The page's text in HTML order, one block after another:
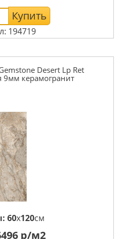
Купить
194719
Desert Lp Ret
9мм керамогранит
60x120см
р/м2